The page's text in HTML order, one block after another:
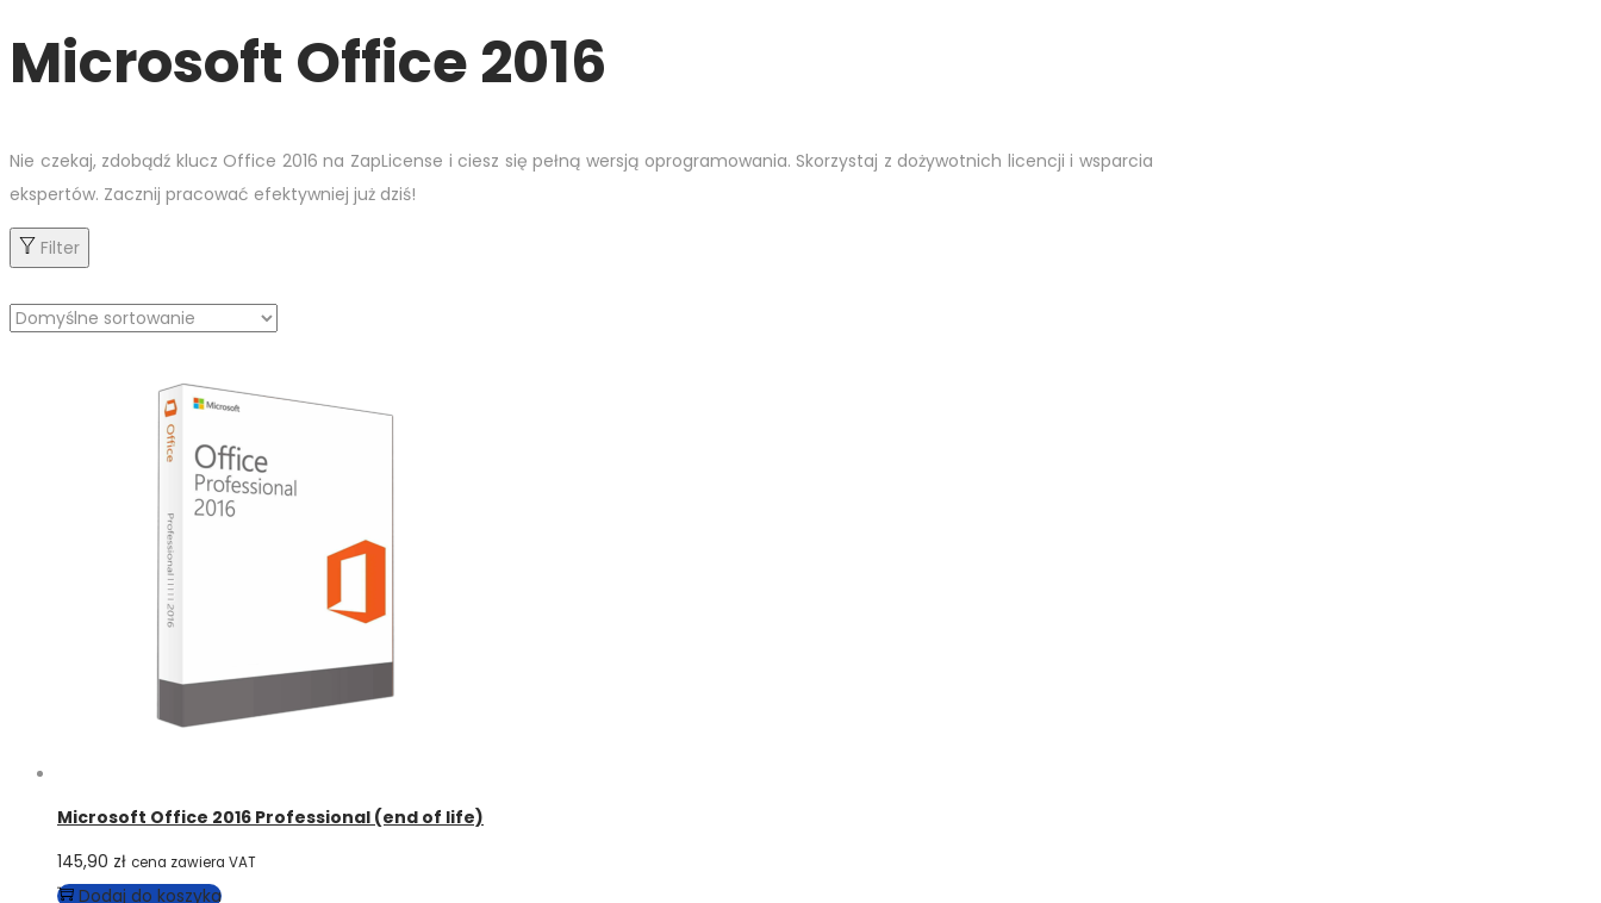
Microsoft Office 2016
Nie czekaj, zdobądź klucz Office 2016 na ZapLicense i ciesz się pełną wersją oprogramowania. Skorzystaj z dożywotnich licencji i wsparcia
ekspertów. Zacznij pracować efektywniej już dziś!
Filter
Microsoft Office 2016 Professional (end of life)
145,90 zł cena zawiera VAT
Dodaj do koszyka